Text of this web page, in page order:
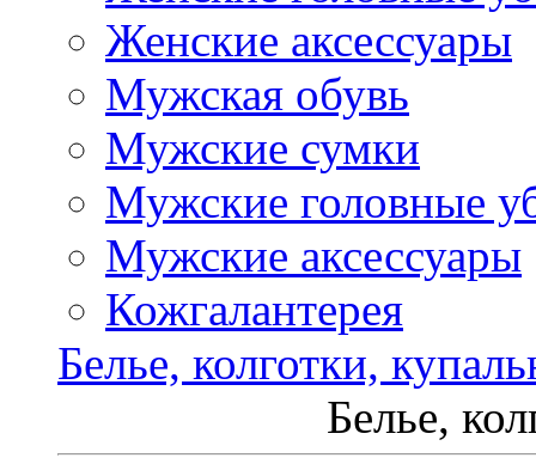
Женские аксессуары
Мужская обувь
Мужские сумки
Мужские головные
Мужские аксессуары
Кожгалантерея
Белье, колготки,
Белье,